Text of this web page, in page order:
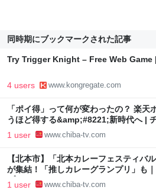
同時期にブックマークされた記事
Try Trigger Knight – Free Web
4 users www.kongregate.com
「ポイ得」って何が変わったの？ 楽
うほど得する&amp;#8221;新時代へ |
1 user www.chiba-tv.com
【北本市】「北本カレーフェスティバ
が集結！「推しカレーグランプリ」も
プラス
1 user www.chiba-tv.com